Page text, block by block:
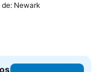
de: Newark